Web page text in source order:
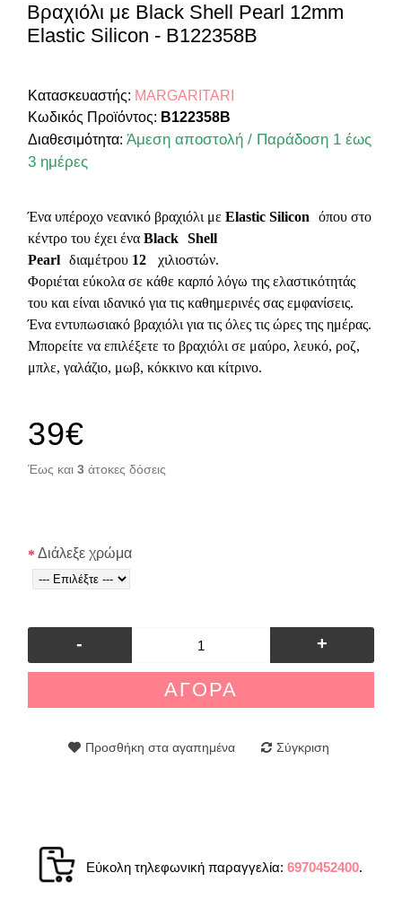
Βραχιόλι με Black Shell Pearl 12mm
Elastic Silicon - B122358B
Κατασκευαστής: MARGARITARI
Κωδικός Προϊόντος: B122358B
Διαθεσιμότητα: Άμεση αποστολή / Παράδοση 1 έως
3 ημέρες
Ένα υπέροχο νεανικό βραχιόλι με Elastic Silicon
όπου στο
κέντρο του έχει ένα Black Shell
Pearl διαμέτρου 12
χιλιοστών.
Φοριέται εύκολα σε κάθε καρπό λόγω της ελαστικότητάς
του και είναι ιδανικό για τις καθημερινές σας εμφανίσεις.
Ένα εντυπωσιακό βραχιόλι για τις όλες τις ώρες της ημέρας.
Μπορείτε να επιλέξετε το βραχιόλι σε μαύρο, λευκό, ροζ,
μπλε, γαλάζιο, μωβ, κόκκινο και κίτρινο.
39€
Έως και 3 άτοκες δόσεις
Διάλεξε χρώμα
- +
ΑΓΟΡΆ
Προσθήκη στα αγαπημένα Σύγκριση
Εύκολη τηλεφωνική παραγγελία: 6970452400.